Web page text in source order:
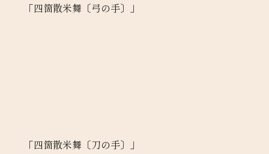
「四箇散米舞〔弓の手〕」
「四箇散米舞〔刀の手〕」